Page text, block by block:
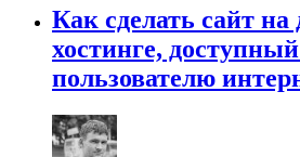
Как сделать сайт
хостинге,
пользователю